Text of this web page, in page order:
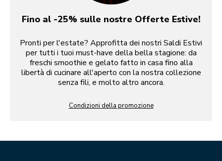
Fino al -25% sulle nostre Offerte Estive!
Pronti per l'estate? Approfitta dei nostri Saldi Estivi
per tutti i tuoi must-have della bella stagione: da
freschi smoothie e gelato fatto in casa fino alla
libertà di cucinare all'aperto con la nostra collezione
senza fili, e molto altro ancora.
Condizioni della promozione